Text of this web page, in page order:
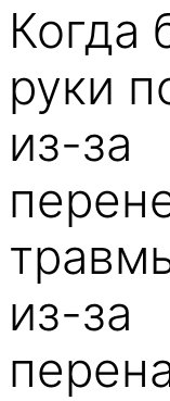
Когда
руки
из-за
из-за